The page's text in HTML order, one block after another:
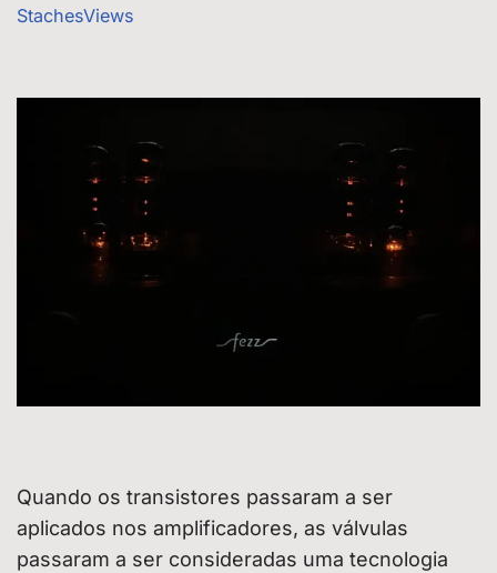
StachesViews
Quando os transistores passaram a ser
aplicados nos amplificadores, as válvulas
passaram a ser consideradas uma tecnologia